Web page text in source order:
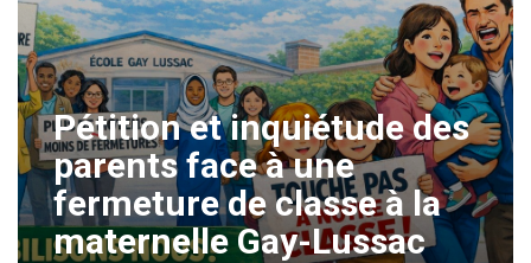
Pétition et inquiétude des
parents face à une
fermeture de classe à la
maternelle Gay-Lussac